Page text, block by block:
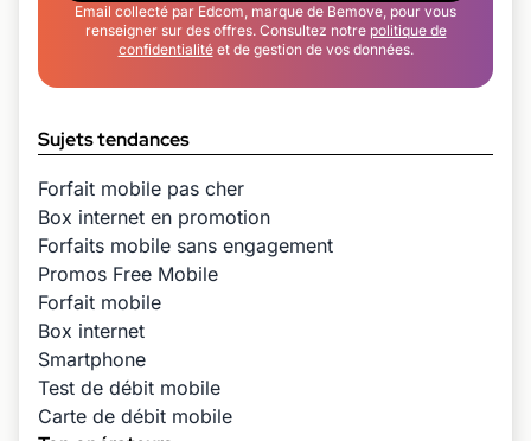
Email collecté par Edcom, marque de Bemove, pour vous
renseigner sur des offres. Consultez notre politique de
confidentialitéet de gestion de vos données.
Sujets tendances
Forfait mobile pas cher
Box internet en promotion
Forfaits mobile sans engagement
Promos Free Mobile
Forfait mobile
Box internet
Smartphone
Test de débit mobile
Carte de débit mobile